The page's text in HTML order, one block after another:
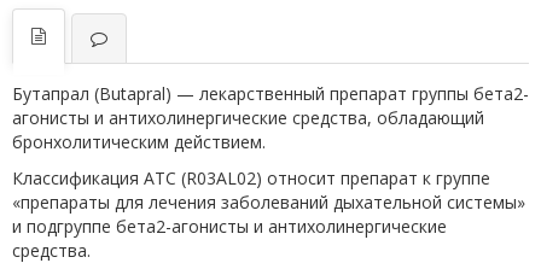
Бутапрал (Butapral) — лекарственный препарат группы бета2-
агонисты и антихолинергические средства, обладающий
бронхолитическим действием.
Классификация ATC (R03AL02) относит препарат к группе
«препараты для лечения заболеваний дыхательной системы»
и подгруппе бета2-агонисты и антихолинергические
средства.